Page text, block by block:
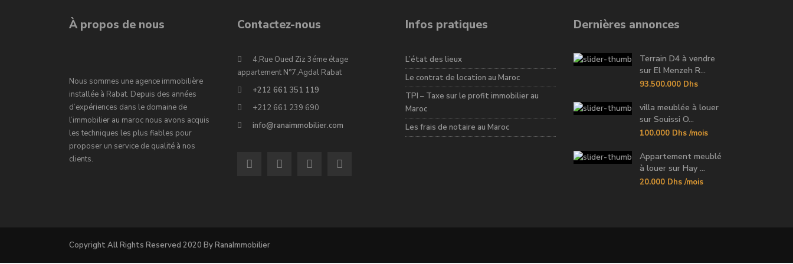
À propos de nous
Nous sommes une agence immobilière
installée à Rabat. Depuis des années
d’expériences dans le domaine de
l’immobilier au maroc nous avons acquis
les techniques les plus fiables pour
proposer un service de qualité à nos
clients.
Contactez-nous
4,Rue Oued Ziz 3éme étage
appartement N°7,Agdal Rabat
+212 661 351 119
+212 661 239 690
info@ranaimmobilier.com
Infos pratiques
L’état des lieux
Le contrat de location au Maroc
TPI – Taxe sur le profit immobilier au
Maroc
Les frais de notaire au Maroc
Dernières annonces
Terrain D4 à vendre
sur El Menzeh R...
93.500.000 Dhs
villa meublée à louer
sur Souissi O...
100.000 Dhs /mois
Appartement meublé
à louer sur Hay ...
20.000 Dhs /mois
Copyright All Rights Reserved 2020 By RanaImmobilier